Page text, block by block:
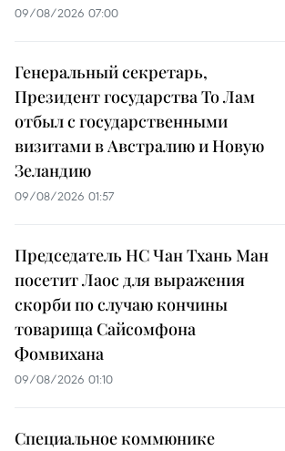
09/08/2026 07:00
Генеральный секретарь,
Президент государства То Лам
отбыл с государственными
визитами в Австралию и Новую
Зеландию
09/08/2026 01:57
Председатель НС Чан Тхань Ман
посетит Лаос для выражения
скорби по случаю кончины
товарища Сайсомфона
Фомвихана
09/08/2026 01:10
Специальное коммюнике